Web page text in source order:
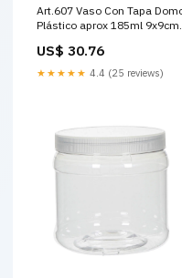
Art.607 Vaso Con Tapa
Plástico aprox 185ml 9x9cm
US$ 30.76
★★★★★ 4.4 (25 reviews)